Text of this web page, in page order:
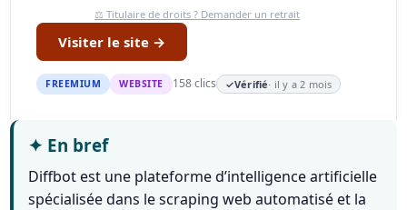
⚖️ Titulaire de droits ? Demander un retrait
Visiter le site →
FREEMIUM WEBSITE 158 clics ✓Vérifié· il y a 2 mois
✦ En bref
Diffbot est une plateforme d’intelligence artificielle
spécialisée dans le scraping web automatisé et la